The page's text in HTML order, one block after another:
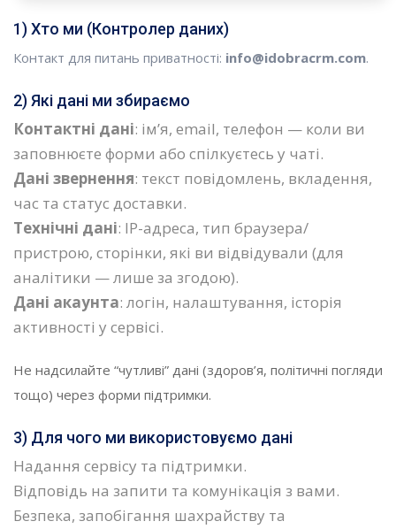
1) Хто ми (Контролер даних)
Контакт для питань приватності: info@idobracrm.com.
2) Які дані ми збираємо
Контактні дані: ім’я, email, телефон — коли ви
заповнюєте форми або спілкуєтесь у чаті.
Дані звернення: текст повідомлень, вкладення,
час та статус доставки.
Технічні дані: IP-адреса, тип браузера/
пристрою, сторінки, які ви відвідували (для
аналітики — лише за згодою).
Дані акаунта: логін, налаштування, історія
активності у сервісі.
Не надсилайте “чутливі” дані (здоров’я, політичні погляди
тощо) через форми підтримки.
3) Для чого ми використовуємо дані
Надання сервісу та підтримки.
Відповідь на запити та комунікація з вами.
Безпека, запобігання шахрайству та